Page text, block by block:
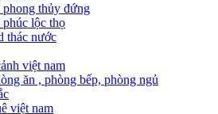
phong thủy đứng
phúc lộc thọ
thác nước
việt nam
ăn , phòng bếp, phòng ngủ
việt nam